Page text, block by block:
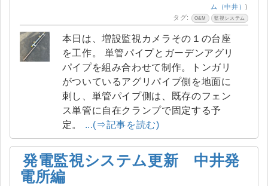
ム（中井）)
タグ:
O&M 監視システム
本日は、増設監視カメラその１の台座
を工作。 単管パイプとガーデンアグリ
パイプを組み合わせて制作。トンガリ
がついているアグリパイプ側を地面に
刺し、単管パイプ側は、既存のフェン
ス単管に自在クランプで固定する予
定。 ...(⇒記事を読む)
発電監視システム更新 中井発
電所編